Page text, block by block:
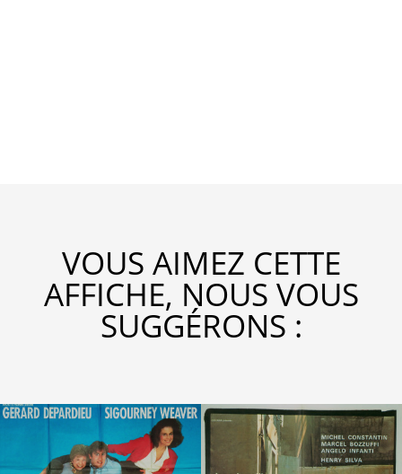
VOUS AIMEZ CETTE
AFFICHE, NOUS VOUS
SUGGÉRONS :